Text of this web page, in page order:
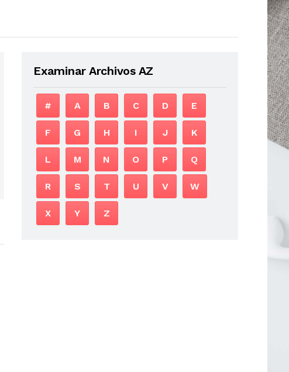
Examinar Archivos AZ
# A B C D E
F G H I J K
L M N O P Q
R S T U V W
X Y Z